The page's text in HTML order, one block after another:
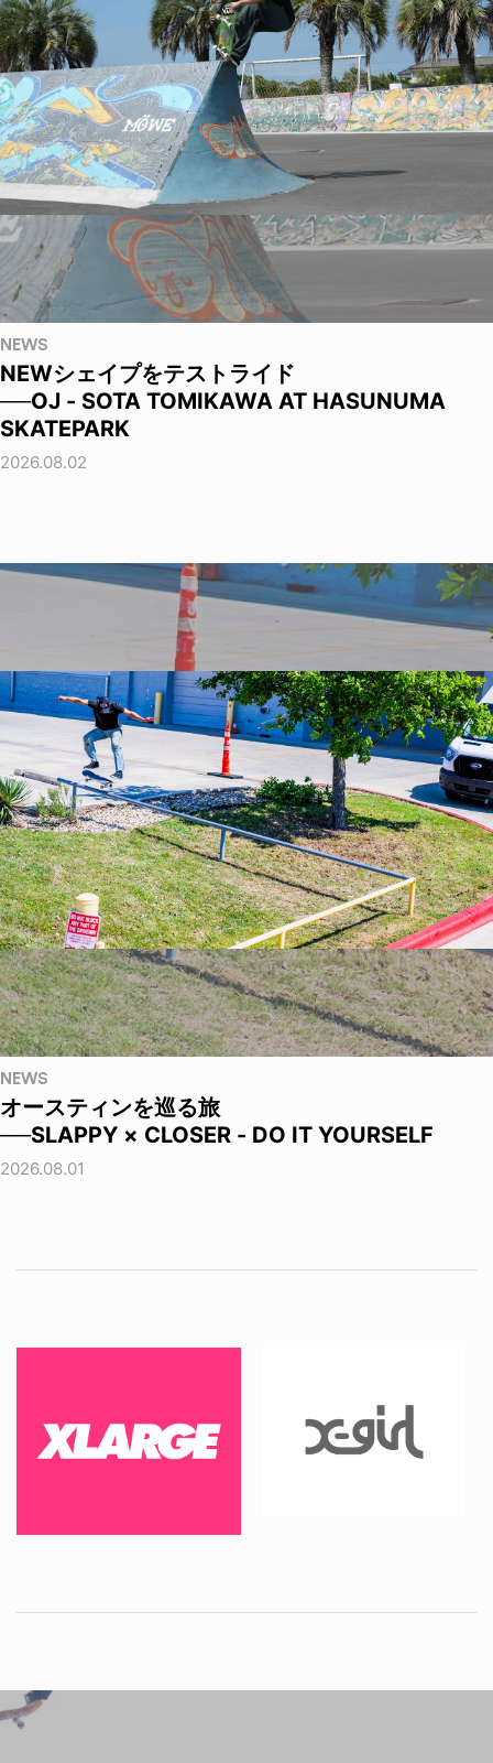
NEWS
NEWシェイプをテストライド
──OJ - SOTA TOMIKAWA AT HASUNUMA
SKATEPARK
2026.08.02
NEWS
オースティンを巡る旅
──SLAPPY × CLOSER - DO IT YOURSELF
2026.08.01